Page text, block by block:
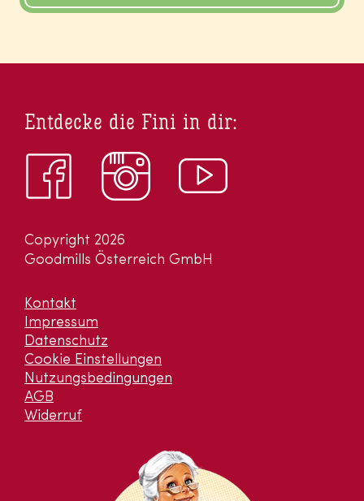
Copyright 2026
Goodmills Österreich GmbH
Kontakt
Impressum
Datenschutz
Cookie Einstellungen
Nutzungsbedingungen
AGB
Widerruf
Entdecke die Fini in dir: